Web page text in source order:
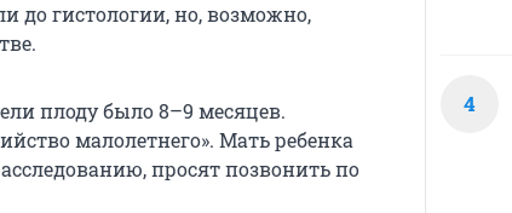
до гистологии, но, возможно,
плоду было 8–9 месяцев.
малолетнего». Мать ребенка
просят позвонить по
4